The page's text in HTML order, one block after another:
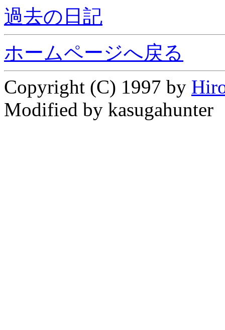
過去の日記
ホームページへ戻る
Copyright (C) 1997 by
Modified by kasugahunter